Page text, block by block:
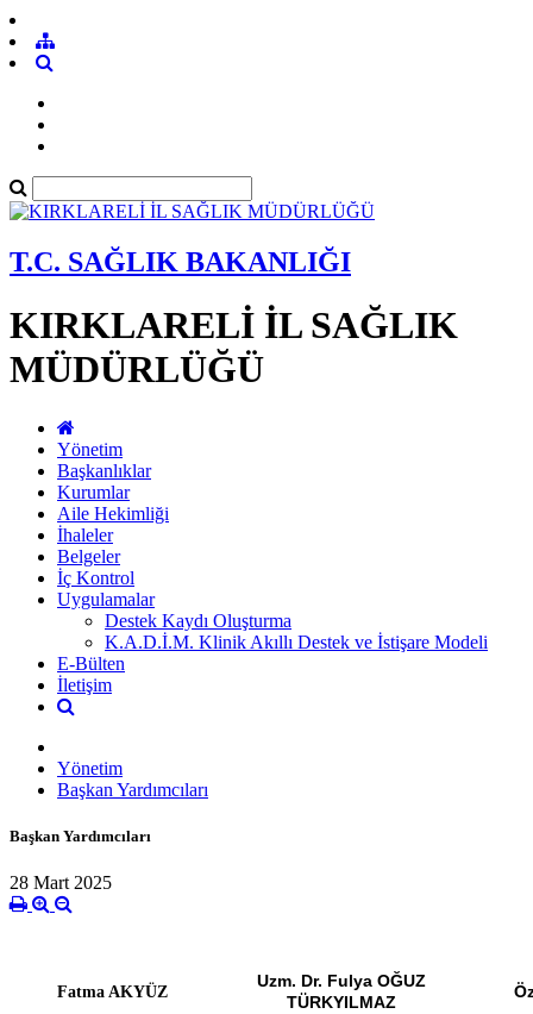
T.C. SAĞLIK BAKANLIĞI
KIRKLARELİ İL SAĞLIK
MÜDÜRLÜĞÜ
Yönetim
Başkanlıklar
Kurumlar
Aile Hekimliği
İhaleler
Belgeler
İç Kontrol
Uygulamalar
Destek Kaydı Oluşturma
K.A.D.İ.M. Klinik Akıllı Destek ve İstişare Modeli
E-Bülten
İletişim
Yönetim
Başkan Yardımcıları
Başkan Yardımcıları
28 Mart 2025
Fatma AKYÜZ
Uzm. Dr. Fulya OĞUZ
TÜRKYILMAZ